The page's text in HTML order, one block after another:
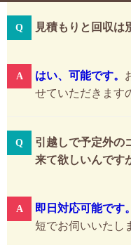
見積もりと回収は
はい、可能です。
せていただきます
引越しで予定外の
来て欲しいんです
即日対応可能です。
短でお伺いいたし